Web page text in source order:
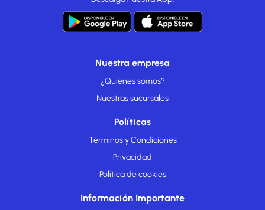
Nuestra empresa
¿Quienes somos?
Nuestras sucursales
Políticas
Términos y Condiciones
Privacidad
Politica de cookies
Información Importante